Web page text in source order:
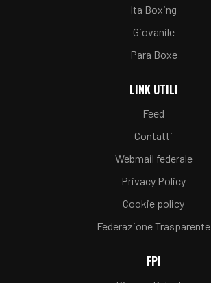
Ita Boxing
Giovanile
Para Boxe
LINK UTILI
Feed
Contatti
Webmail federale
Privacy Policy
Cookie policy
Federazione Trasparente
FPI